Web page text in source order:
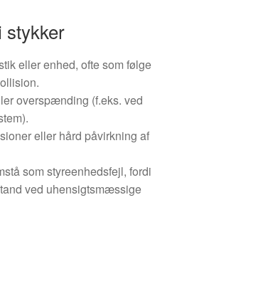
stykker
eller enhed, ofte som følge
overspænding (f.eks. ved
eller hård påvirkning af
som styreenhedsfejl, fordi
ved uhensigtsmæssige